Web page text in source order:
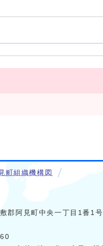
町組織機構図
郡阿見町中央一丁目1番1号